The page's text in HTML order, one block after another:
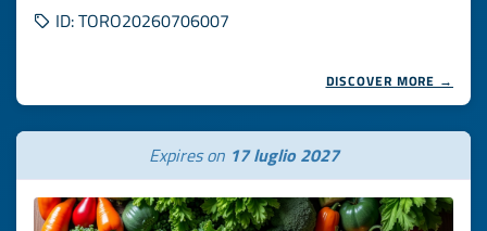
ID: TORO20260706007
DISCOVER MORE →
Expires on 17 luglio 2027